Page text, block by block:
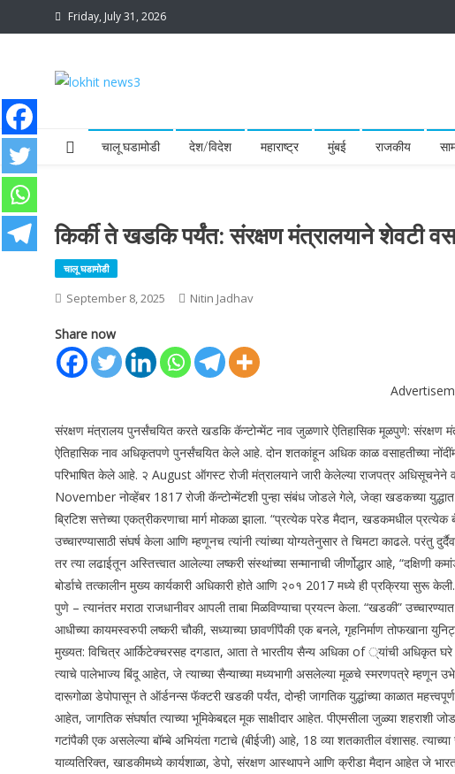
to
Friday, July 31, 2026
चालू घडामोडी देश/विदेश महाराष्ट्र मुंबई राजकीय
किर्की ते खडकि पर्यंत: संरक्षण मंत्रालयाने शेवटी
चालू घडामोडी
September 8, 2025 Nitin Jadhav
Share now
संरक्षण मंत्रालय पुनर्संचयित करते खडकि कॅन्टोन्मेंट नाव जुळणारे ऐतिहासिक मूळपुणे: संरक्षण
ऐतिहासिक नाव अधिकृतपणे पुनर्संचयित केले आहे. दोन शतकांहून अधिक काळ वसाहतीच्या
परिभाषित केले आहे. २ August ऑगस्ट रोजी मंत्रालयाने जारी केलेल्या राजपत्र
November नोव्हेंबर 1817 रोजी कॅन्टोन्मेंटशी पुन्हा संबंध जोडले गेले, जेव्हा खडकच्या युद्धात
ब्रिटिश सत्तेच्या एकत्रीकरणाचा मार्ग मोकळा झाला. “प्रत्येक परेड मैदान, खडकमधील प्रत्येक
उच्चारण्यासाठी संघर्ष केला आणि म्हणूनच त्यांनी त्यांच्या योग्यतेनुसार ते चिमटा काढले. परंतु
तर त्या लढाईतून अस्तित्त्वात आलेल्या लष्करी संस्थांच्या सन्मानाची जीर्णोद्धार आहे,
बोर्डाचे तत्कालीन मुख्य कार्यकारी अधिकारी होते आणि २०१ 2017 मध्ये ही प्रक्रिया सुरू केली.
पुणे – त्यानंतर मराठा राजधानीवर आपली ताबा मिळविण्याचा प्रयत्न केला. “खडकी”
आधीच्या कायमस्वरुपी लष्करी चौकी, सध्याच्या छावणींपैकी एक बनले, गृहनिर्माण तोफखाना
मुख्यत: विचित्र आर्किटेक्चरसह दगडात, आता ते भारतीय सैन्य अधिका of ्यांची अधिकृत घरे
त्याचे पालेभाज्य बिंदू आहेत, जे त्याच्या सैन्याच्या मध्यभागी असलेल्या मूळचे स्मरणपत्रे म्हणून
दारूगोळा डेपोपासून ते ऑर्डनन्स फॅक्टरी खडकी पर्यंत, दोन्ही जागतिक युद्धांच्या काळात
आहेत, जागतिक संघर्षात त्याच्या भूमिकेबद्दल मूक साक्षीदार आहेत. पीएमसीला जुळ्या शहराशी
गटांपैकी एक असलेल्या बॉम्बे अभियंता गटाचे (बीईजी) आहे, 18 व्या शतकातील वंशासह.
याव्यतिरिक्त, खाडकीमध्ये कार्यशाळा, डेपो, संरक्षण आस्थापने आणि क्रीडा मैदान आहेत जे